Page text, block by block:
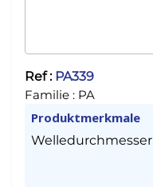
Ref : PA339
Familie : PA
Produktmerkmale
Welledurchmesser